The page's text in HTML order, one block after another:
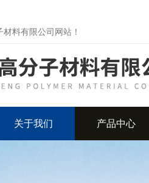
料有限公司网站！
关于我们 产品中心